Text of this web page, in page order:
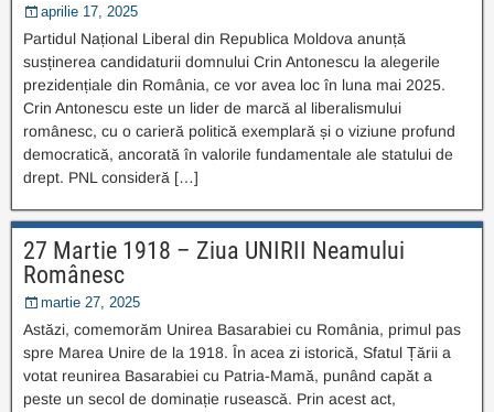
aprilie 17, 2025
Partidul Național Liberal din Republica Moldova anunță
susținerea candidaturii domnului Crin Antonescu la alegerile
prezidențiale din România, ce vor avea loc în luna mai 2025.
Crin Antonescu este un lider de marcă al liberalismului
românesc, cu o carieră politică exemplară și o viziune profund
democratică, ancorată în valorile fundamentale ale statului de
drept. PNL consideră […]
27 Martie 1918 – Ziua UNIRII Neamului
Românesc
martie 27, 2025
Astăzi, comemorăm Unirea Basarabiei cu România, primul pas
spre Marea Unire de la 1918. În acea zi istorică, Sfatul Țării a
votat reunirea Basarabiei cu Patria-Mamă, punând capăt a
peste un secol de dominație rusească. Prin acest act,